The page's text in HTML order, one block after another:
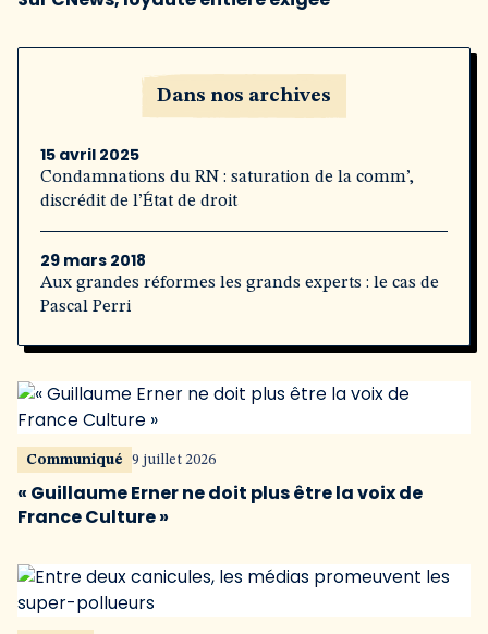
Dans nos archives
15 avril 2025
Condamnations du RN : saturation de la comm’,
discrédit de l’État de droit
29 mars 2018
Aux grandes réformes les grands experts : le cas de
Pascal Perri
Communiqué 9 juillet 2026
« Guillaume Erner ne doit plus être la voix de
France Culture »